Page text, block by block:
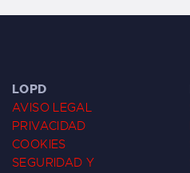
LOPD
AVISO LEGAL
PRIVACIDAD
COOKIES
SEGURIDAD Y